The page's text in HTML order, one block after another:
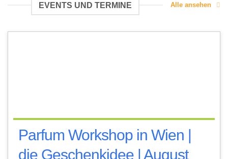
EVENTS UND TERMINE Alle ansehen
Parfum Workshop in Wien |
die Geschenkidee | August